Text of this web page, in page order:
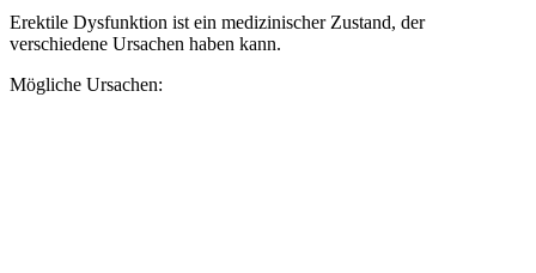
Erektile Dysfunktion ist ein medizinischer Zustand, der
verschiedene Ursachen haben kann.
Mögliche Ursachen: